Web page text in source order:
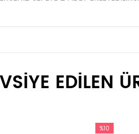
EDİLEN
%10